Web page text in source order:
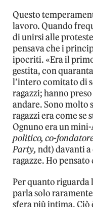
Questo
lavoro. Quando
di unirsi alle
pensava che i
ipocriti. «Era il
gestita, con
l’intero comitato di
ragazzi; hanno
andare. Sono molto
ragazzi era come se
Ognuno era un
politico, co-
Party, ndt) davanti
ragazze. Ho
Per quanto riguarda
parla solo
sfera più intima. Ciò